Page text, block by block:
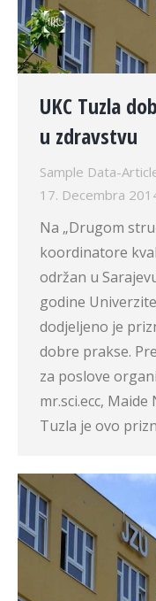
UKC Tuzla
u zdravstvu
Sample Data-
17. Decembra
Na „Drugom
koordinatore
održan u
godine
dodjeljeno je
dobre prakse.
za poslove
mr.sci.ecc,
Tuzla je ovo